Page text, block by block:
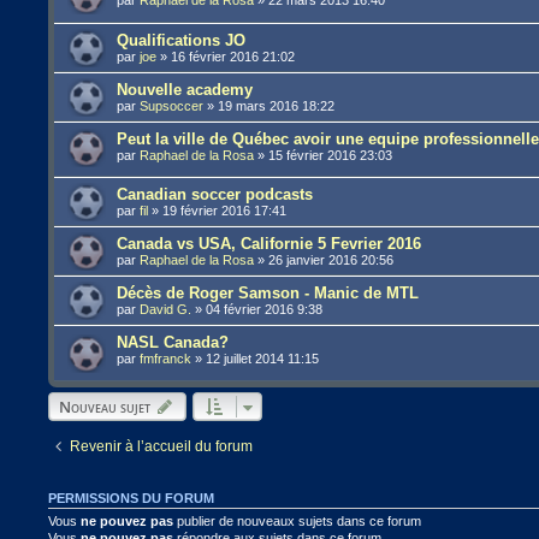
Qualifications JO
parjoe » 16 février 2016 21:02
Nouvelle academy
parSupsoccer » 19 mars 2016 18:22
Peut la ville de Québec avoir une equipe
par Raphael de la Rosa » 15 février 2016 23:03
Canadian soccer podcasts
parfil » 19 février 2016 17:41
Canada vs USA, Californie 5 Fevrier 2016
par Raphael de la Rosa »26 janvier 2016 20:56
Décès de Roger Samson - Manic de MTL
par David G. »04 février 2016 9:38
NASL Canada?
parfmfranck » 12 juillet 2014 11:15
Nouveau sujet
Revenir à l’accueil du forum
PERMISSIONS DU FORUM
Vousne pouvez pas publier de nouveaux sujets dans ce forum